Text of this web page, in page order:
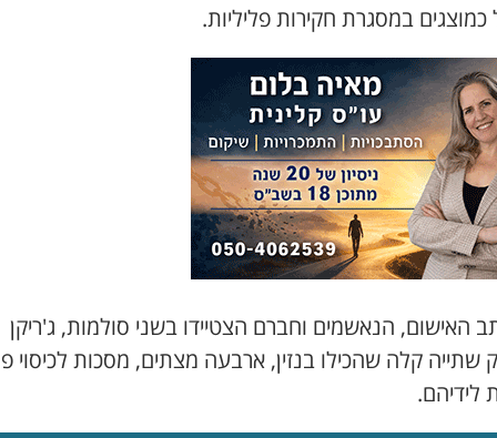
כמוצגים במסגרת חקירות פליליות.
האישום, הנאשמים וחברם הצטיידו בשני סולמות, ג'ריקן
שתייה קלה שהכילו בנזין, ארבעה מצתים, מסכות לכיסוי
לידיהם.